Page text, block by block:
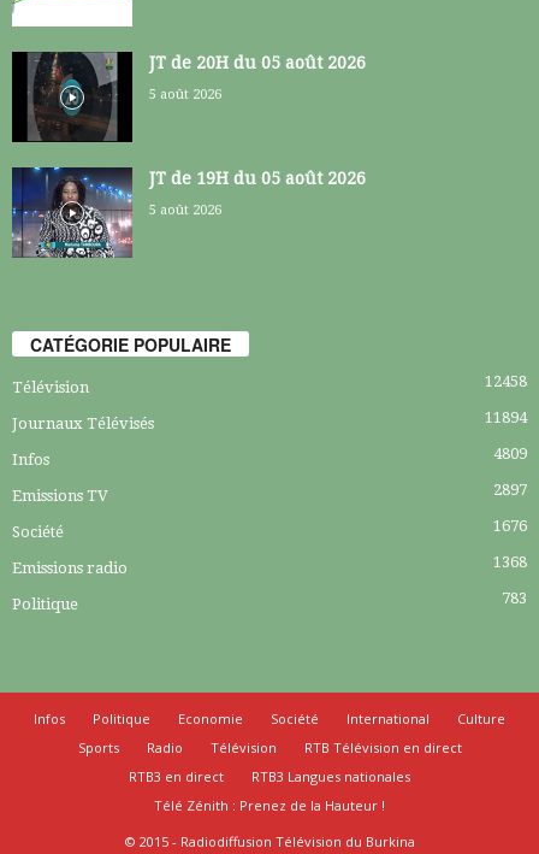
JT de 20H du 05 août 2026
5 août 2026
JT de 19H du 05 août 2026
5 août 2026
CATÉGORIE POPULAIRE
Télévision 12458
Journaux Télévisés 11894
Infos 4809
Emissions TV 2897
Société 1676
Emissions radio 1368
Politique 783
Infos Politique Economie Société International
Culture
Sports
Radio Télévision
RTB Télévision en direct
RTB3 en direct
RTB3 Langues nationales
Télé Zénith : Prenez de la Hauteur !
© 2015 - Radiodiffusion Télévision du Burkina